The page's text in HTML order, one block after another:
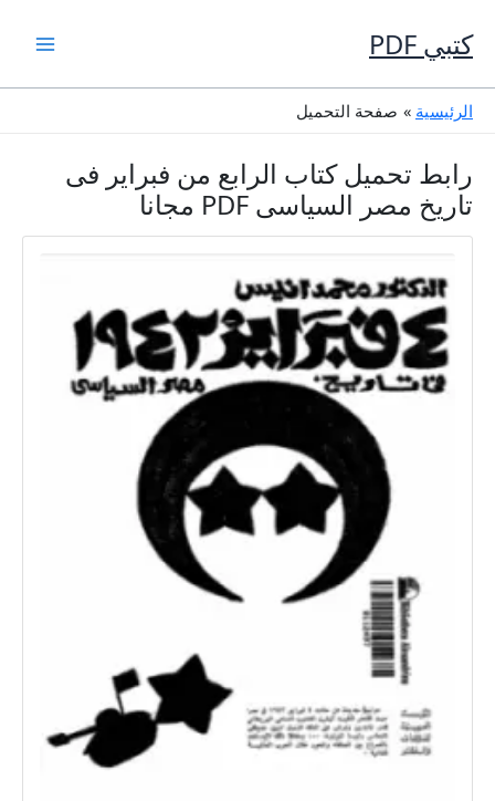
إلى
المحتوى
كتبي PDF
الرئيسية صفحة التحميل
رابط تحميل كتاب الرابع من فبراير فى
تاريخ مصر السياسى PDF مجانا